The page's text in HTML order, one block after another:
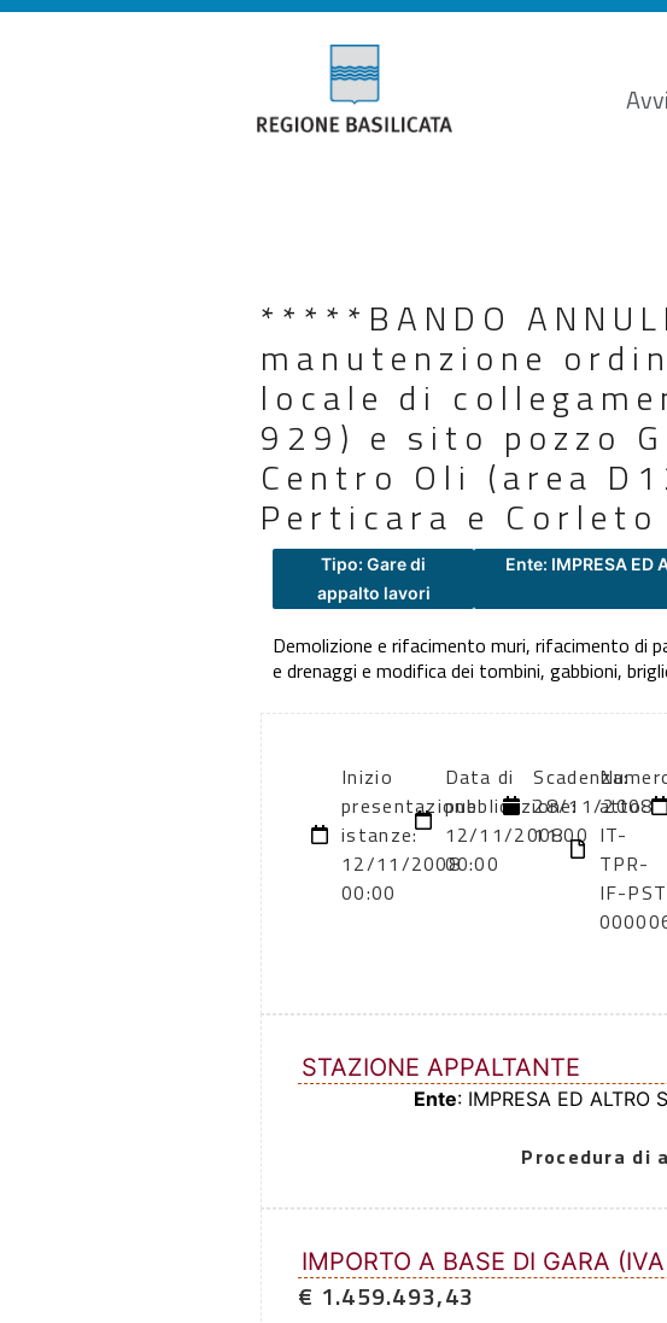
*****BANDO
manutenzione
locale di
929) e sito pozzo
Centro Oli (area
Perticara e
Tipo: Gare di
appalto lavori
Ente: IMPRESA ED
Demolizione e rifacimento muri, rifacimento di
e drenaggi e modifica dei tombini, gabbioni,
Inizio
presentazione
istanze:
12/11/2008
00:00
Data di
pubblicazione:
12/11/2008
00:00
Scadenza:
28/11/2008
11:00
atto:
IT-
TPR-
IF-PST
STAZIONE APPALTANTE
Ente: IMPRESA ED ALTRO
Procedura di
IMPORTO A BASE DI GARA
€ 1.459.493,43